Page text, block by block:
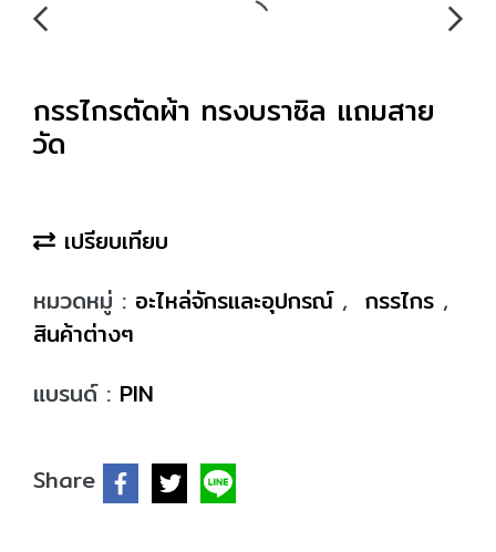
กรรไกรตัดผ้า ทรงบราซิล แถมสาย
วัด
เปรียบเทียบ
หมวดหมู่ : อะไหล่จักรและอุปกรณ์ , กรรไกร ,
สินค้าต่างๆ
แบรนด์ : PIN
Share